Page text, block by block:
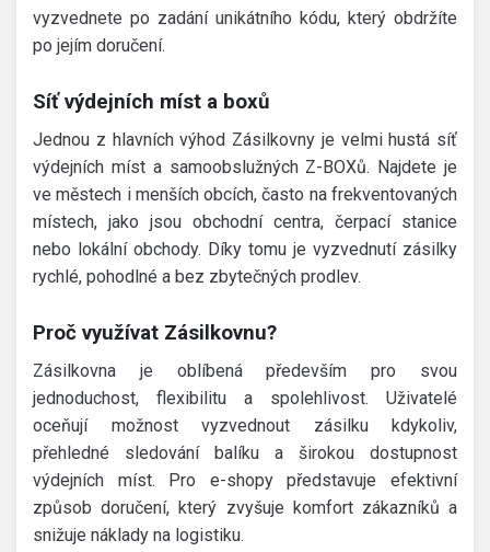
vyzvednete po zadání unikátního kódu, který obdržíte
po jejím doručení.
Síť výdejních míst a boxů
Jednou z hlavních výhod Zásilkovny je velmi hustá síť
výdejních míst a samoobslužných Z-BOXů. Najdete je
ve městech i menších obcích, často na frekventovaných
místech, jako jsou obchodní centra, čerpací stanice
nebo lokální obchody. Díky tomu je vyzvednutí zásilky
rychlé, pohodlné a bez zbytečných prodlev.
Proč využívat Zásilkovnu?
Zásilkovna je oblíbená především pro svou
jednoduchost, flexibilitu a spolehlivost. Uživatelé
oceňují možnost vyzvednout zásilku kdykoliv,
přehledné sledování balíku a širokou dostupnost
výdejních míst. Pro e-shopy představuje efektivní
způsob doručení, který zvyšuje komfort zákazníků a
snižuje náklady na logistiku.